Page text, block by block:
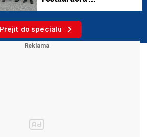
Přejít do speciálu